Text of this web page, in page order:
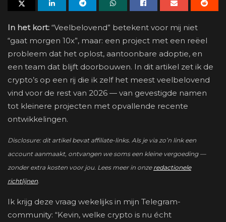
In het kort: “Veelbelovend” betekent voor mij niet
“gaat morgen 10x”, maar: een project met een reëel
probleem dat het oplost, aantoonbare adoptie, en
een team dat blijft doorbouwen. In dit artikel zet ik de
crypto’s op een rij die ik zelf het meest veelbelovend
vind voor de rest van 2026 — van gevestigde namen
tot kleinere projecten met opvallende recente
ontwikkelingen.
Disclosure: dit artikel bevat affiliate-links. Als je via zo’n link een
account aanmaakt, ontvangen we soms een kleine vergoeding —
zonder extra kosten voor jou. Lees meer in onze redactionele
richtlijnen.
Ik krijg deze vraag wekelijks in mijn Telegram-
community: “Kevin, welke crypto is nu écht